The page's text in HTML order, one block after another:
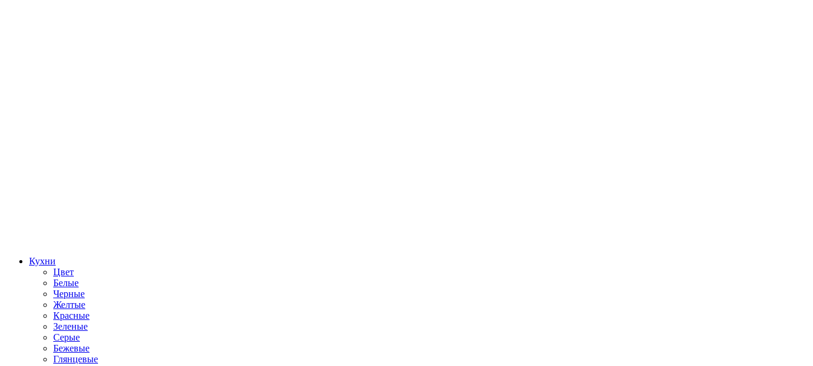
Кухни
Цвет
Белые
Черные
Желтые
Красные
Зеленые
Серые
Бежевые
Глянцевые